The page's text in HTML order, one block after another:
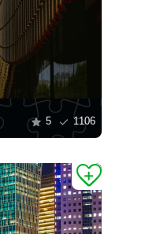
5 1106